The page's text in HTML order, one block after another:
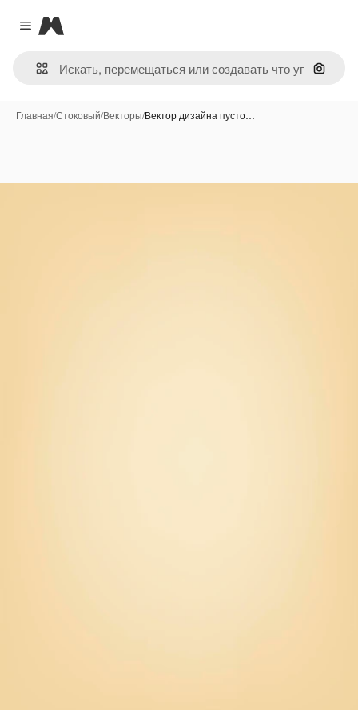
Close menu
Magnific
Поиск
Главная/Стоковый/Векторы/Вектор дизайна пусто…